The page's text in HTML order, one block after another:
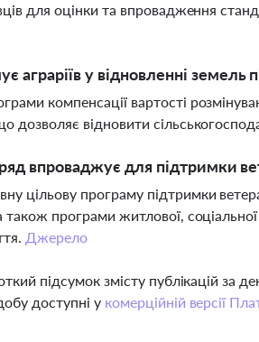
для оцінки та впровадження
аграріїв у відновленні земель
компенсації вартості
дозволяє відновити
впроваджує для підтримки
цільову програму підтримки
програми житлової, соціальної
Джерело
підсумок змісту публікацій за
доступні у комерційній версії